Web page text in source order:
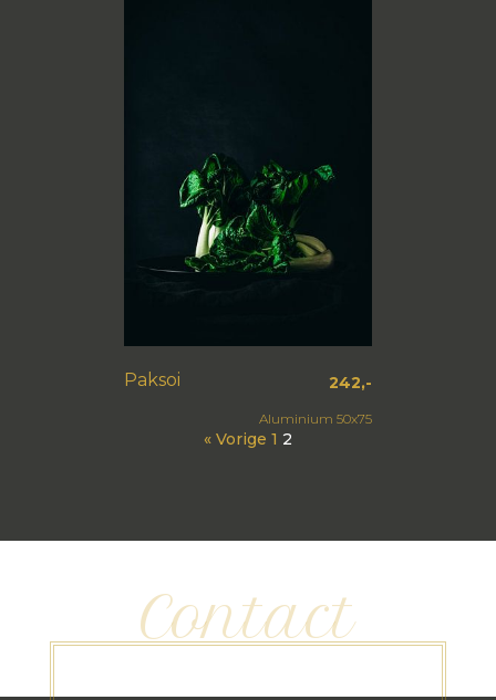
Paksoi 242,-
Aluminium 50x75
« Vorige 1 2
Contact